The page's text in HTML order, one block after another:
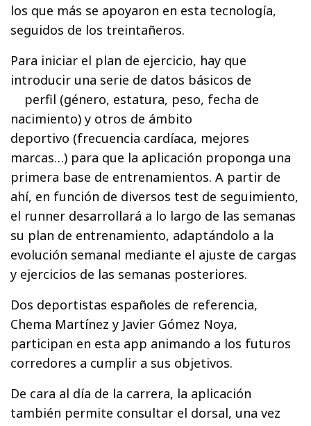
los que más se apoyaron en esta tecnología,
seguidos de los treintañeros.
Para iniciar el plan de ejercicio, hay que
introducir una serie de datos básicos de
perfil (género, estatura, peso, fecha de
nacimiento) y otros de ámbito
deportivo (frecuencia cardíaca, mejores
marcas…) para que la aplicación proponga una
primera base de entrenamientos. A partir de
ahí, en función de diversos test de seguimiento,
el runner desarrollará a lo largo de las semanas
su plan de entrenamiento, adaptándolo a la
evolución semanal mediante el ajuste de cargas
y ejercicios de las semanas posteriores.
Dos deportistas españoles de referencia,
Chema Martínez y Javier Gómez Noya,
participan en esta app animando a los futuros
corredores a cumplir a sus objetivos.
De cara al día de la carrera, la aplicación
también permite consultar el dorsal, una vez